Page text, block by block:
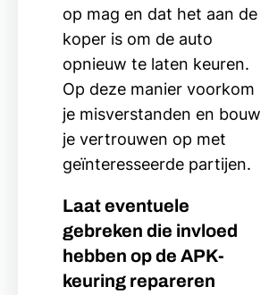
op mag en dat het aan de
koper is om de auto
opnieuw te laten keuren.
Op deze manier voorkom
je misverstanden en bouw
je vertrouwen op met
geïnteresseerde partijen.
Laat eventuele
gebreken die invloed
hebben op de APK-
keuring repareren